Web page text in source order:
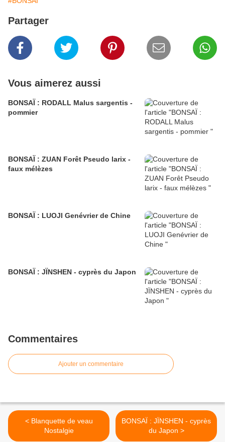
Partager
Vous aimerez aussi
BONSAÏ : RODALL Malus sargentis -
pommier
BONSAÏ : ZUAN Forêt Pseudo larix -
faux mélèzes
BONSAÏ : LUOJI Genévrier de Chine
BONSAÏ : JÏNSHEN - cyprès du Japon
Commentaires
Ajouter un commentaire
< Blanquette de veau
Nostalgie
BONSAÏ : JÏNSHEN - cyprès
du Japon >